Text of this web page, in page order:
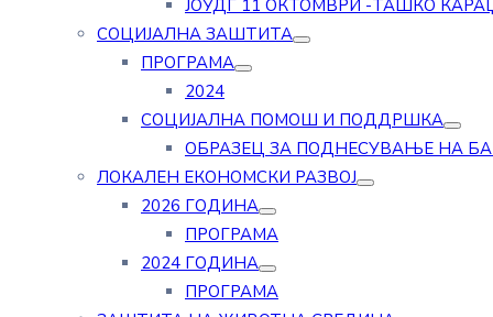
ЈОУДГ 11 ОКТОМВРИ -ТАШКО
СОЦИЈАЛНА ЗАШТИТА
ПРОГРАМА
2024
СОЦИЈАЛНА ПОМОШ И ПОДДРШКА
ОБРАЗЕЦ ЗА ПОДНЕСУВАЊЕ НА
ЛОКАЛЕН ЕКОНОМСКИ РАЗВОЈ
2026 ГОДИНА
ПРОГРАМА
2024 ГОДИНА
ПРОГРАМА